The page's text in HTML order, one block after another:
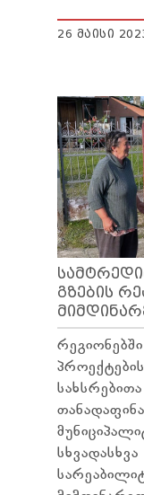
26 ᲛᲐᲘᲡᲘ
ᲒᲖᲔᲑᲘᲡ